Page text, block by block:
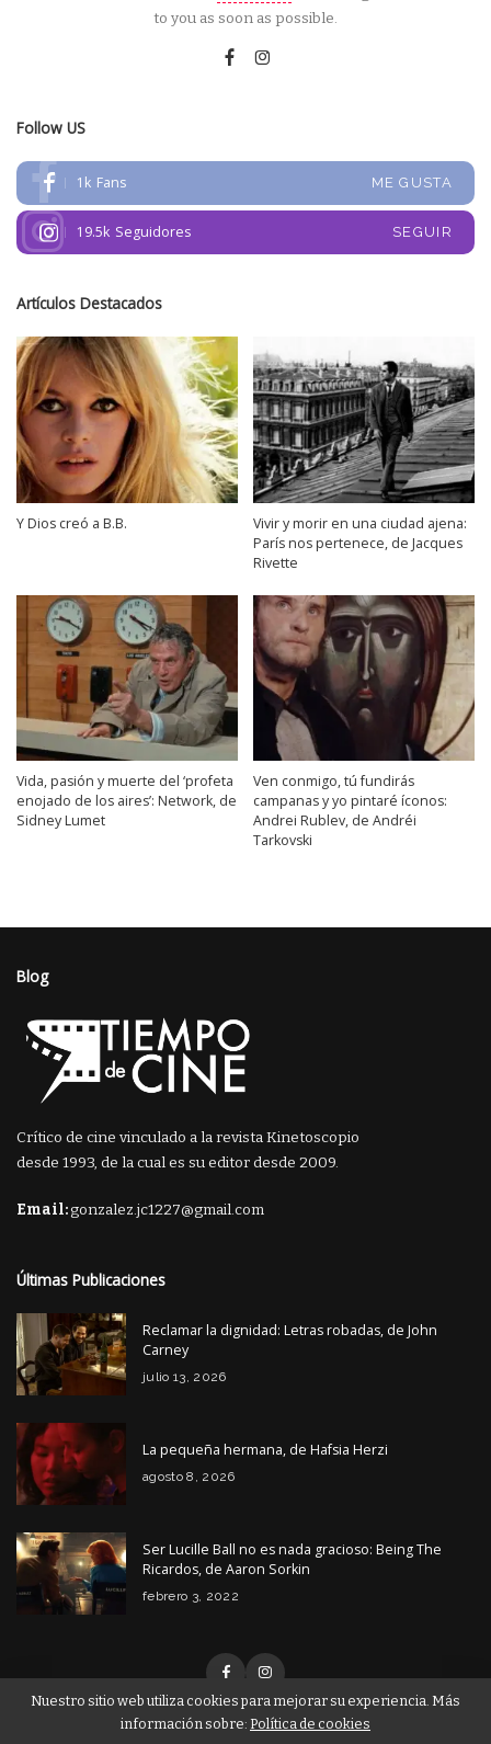
to you as soon as possible.
Follow US
1k Fans ME GUSTA
19.5k Seguidores SEGUIR
Artículos Destacados
Y Dios creó a B.B.
Vivir y morir en una ciudad ajena:
París nos pertenece, de Jacques
Rivette
Vida, pasión y muerte del ‘profeta
enojado de los aires’: Network, de
Sidney Lumet
Ven conmigo, tú fundirás
campanas y yo pintaré íconos:
Andrei Rublev, de Andréi
Tarkovski
Blog
Crítico de cine vinculado a la revista Kinetoscopio
desde 1993, de la cual es su editor desde 2009.
Email:gonzalez.jc1227@gmail.com
Últimas Publicaciones
Reclamar la dignidad: Letras robadas, de John
Carney
julio 13, 2026
La pequeña hermana, de Hafsia Herzi
agosto 8, 2026
Ser Lucille Ball no es nada gracioso: Being The
Ricardos, de Aaron Sorkin
febrero 3, 2022
Nuestro sitio web utiliza cookies para mejorar su experiencia. Más
información sobre: Política de cookies